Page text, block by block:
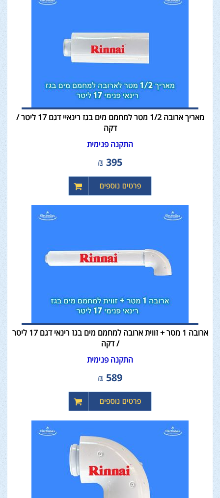
מאריך ארובה 1/2 מטר למחמם מים בגז רינאיי דגם 17 ליטר /
דקה
התקנה פנימית
395
₪
ארובה 1 מטר + זווית ארובה למחמם מים בגז רינאי דגם 17 ליטר
/ דקה
התקנה פנימית
589
₪